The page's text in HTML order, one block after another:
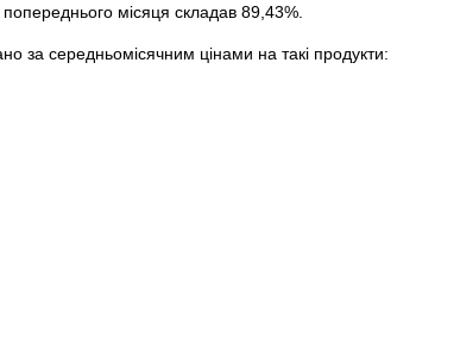
місяця складав 89,43%.
за середньомісячним цінами на такі продукти: